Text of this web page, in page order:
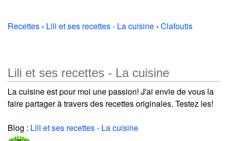
Recettes › Lili et ses recettes - La cuisine › Clafoutis
Lili et ses recettes - La cuisine
La cuisine est pour moi une passion! J'ai envie de vous la
faire partager à travers des recettes originales. Testez les!
Blog : Lili et ses recettes - La cuisine